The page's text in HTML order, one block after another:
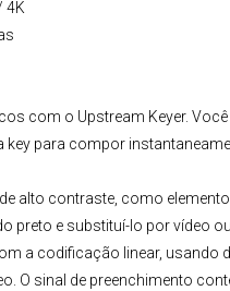
4K
com o Upstream Keyer.
para compor
alto contraste, como
preto e substituí-lo por vídeo
a codificação linear, usando
O sinal de preenchimento